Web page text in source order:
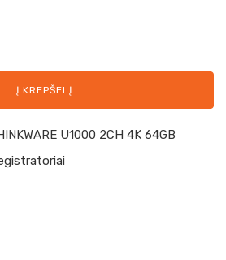
Į KREPŠELĮ
U1000 2CH 4K 64GB